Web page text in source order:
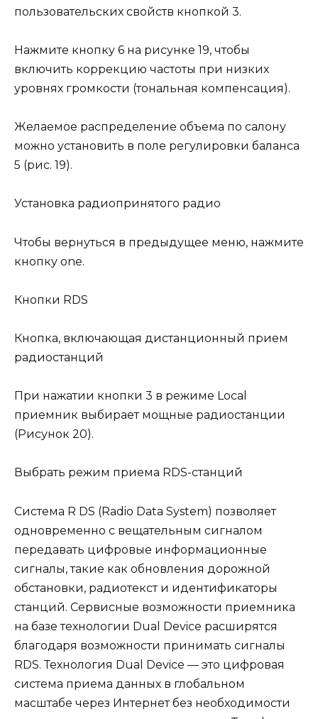
пользовательских свойств кнопкой 3.
Нажмите кнопку 6 на рисунке 19, чтобы
включить коррекцию частоты при низких
уровнях громкости (тональная компенсация).
Желаемое распределение объема по салону
можно установить в поле регулировки баланса
5 (рис. 19).
Установка радиопринятого радио
Чтобы вернуться в предыдущее меню, нажмите
кнопку one.
Кнопки RDS
Кнопка, включающая дистанционный прием
радиостанций
При нажатии кнопки 3 в режиме Local
приемник выбирает мощные радиостанции
(Рисунок 20).
Выбрать режим приема RDS-станций
Система R DS (Radio Data System) позволяет
одновременно с вещательным сигналом
передавать цифровые информационные
сигналы, такие как обновления дорожной
обстановки, радиотекст и идентификаторы
станций. Сервисные возможности приемника
на базе технологии Dual Device расширятся
благодаря возможности принимать сигналы
RDS. Технология Dual Device — это цифровая
система приема данных в глобальном
масштабе через Интернет без необходимости